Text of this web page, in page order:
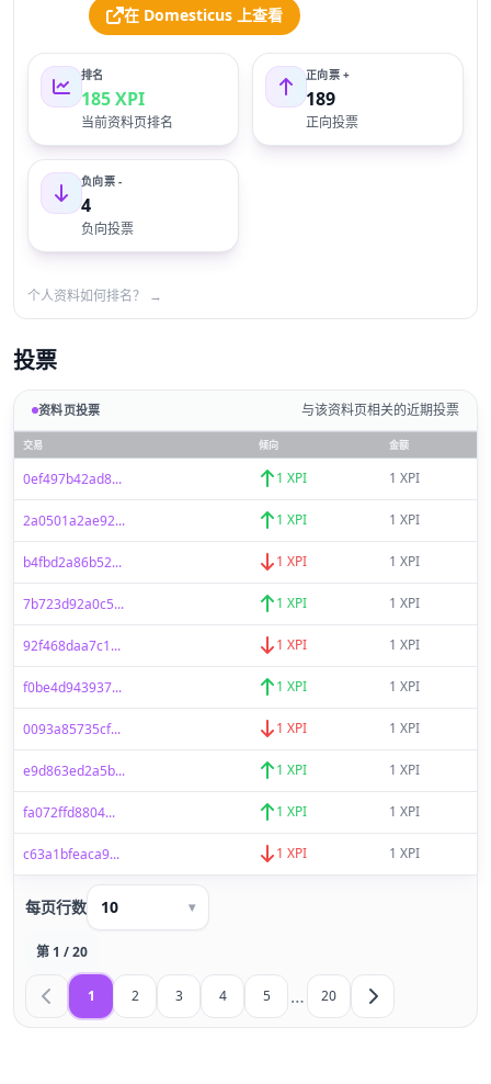
在 Domesticus 上查看
排名
185 XPI
当前资料页排名
正向票 +
189
正向投票
负向票 -
4
负向投票
个人资料如何排名？ →
投票
资料页投票 与该资料页相关的近期投票
交易 倾向 金额
0ef497b42ad8... 1 XPI 1 XPI
2a0501a2ae92... 1 XPI 1 XPI
b4fbd2a86b52... 1 XPI 1 XPI
7b723d92a0c5... 1 XPI 1 XPI
92f468daa7c1... 1 XPI 1 XPI
f0be4d943937... 1 XPI 1 XPI
0093a85735cf... 1 XPI 1 XPI
e9d863ed2a5b... 1 XPI 1 XPI
fa072ffd8804... 1 XPI 1 XPI
c63a1bfeaca9... 1 XPI 1 XPI
每页行数 10 ▾
第 1 / 20
1 2 3 4 5 … 20